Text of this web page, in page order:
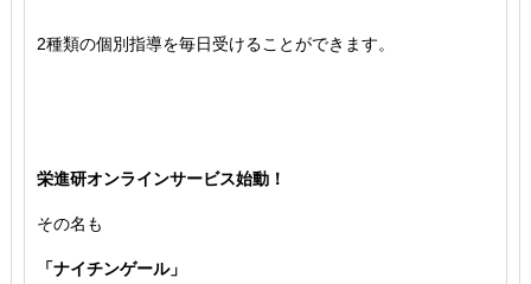
2種類の個別指導を毎日受けることができます。
栄進研オンラインサービス始動！
その名も
「ナイチンゲール」